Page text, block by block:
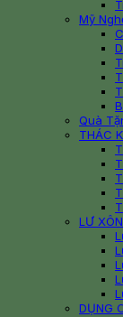
Mỹ
Quà
THÁC
LƯ
DỤNG